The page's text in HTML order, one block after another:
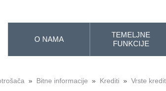
O NAMA
TEMELJNE
FUNKCIJE
» Bitne informacije » Krediti » Vrste